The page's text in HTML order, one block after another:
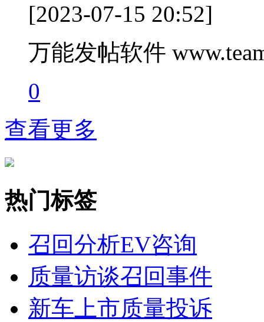
[2023-07-15 20:52]
万能发帖软件
0
查看更多
热门标签
召回分析EV咨询
质量访谈召回事件
新车上市质量投诉